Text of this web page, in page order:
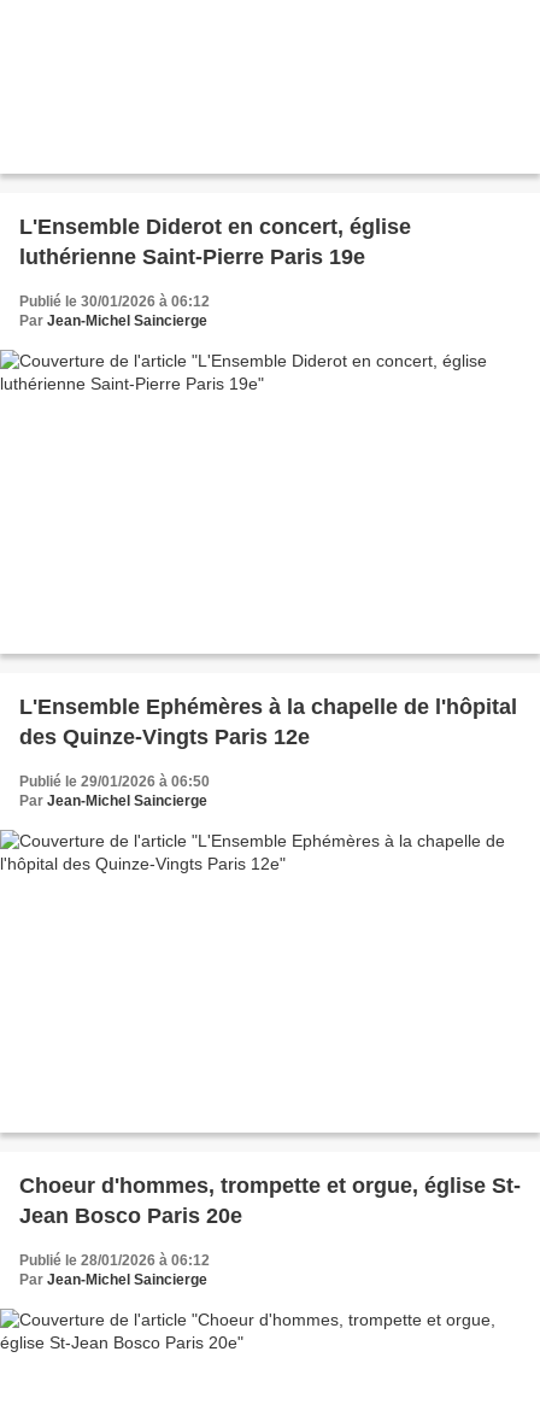
L'Ensemble Diderot en concert, église
luthérienne Saint-Pierre Paris 19e
Publié le 30/01/2026 à 06:12
Par Jean-Michel Saincierge
L'Ensemble Ephémères à la chapelle de l'hôpital
des Quinze-Vingts Paris 12e
Publié le 29/01/2026 à 06:50
Par Jean-Michel Saincierge
Choeur d'hommes, trompette et orgue, église St-
Jean Bosco Paris 20e
Publié le 28/01/2026 à 06:12
Par Jean-Michel Saincierge